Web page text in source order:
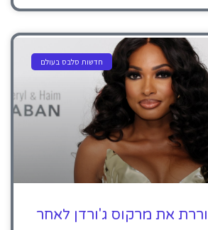
חדשות סלבס בעולם
את מרקוס ג'ורדן לאחר